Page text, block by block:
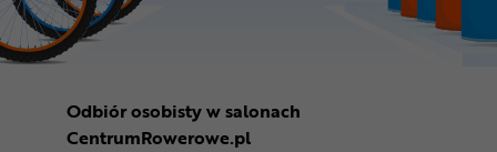
Odbiór osobisty w salonach
CentrumRowerowe.pl